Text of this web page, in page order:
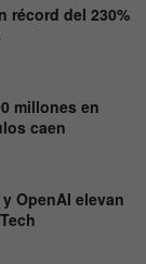
récord del 230%
millones en
caen
OpenAI elevan